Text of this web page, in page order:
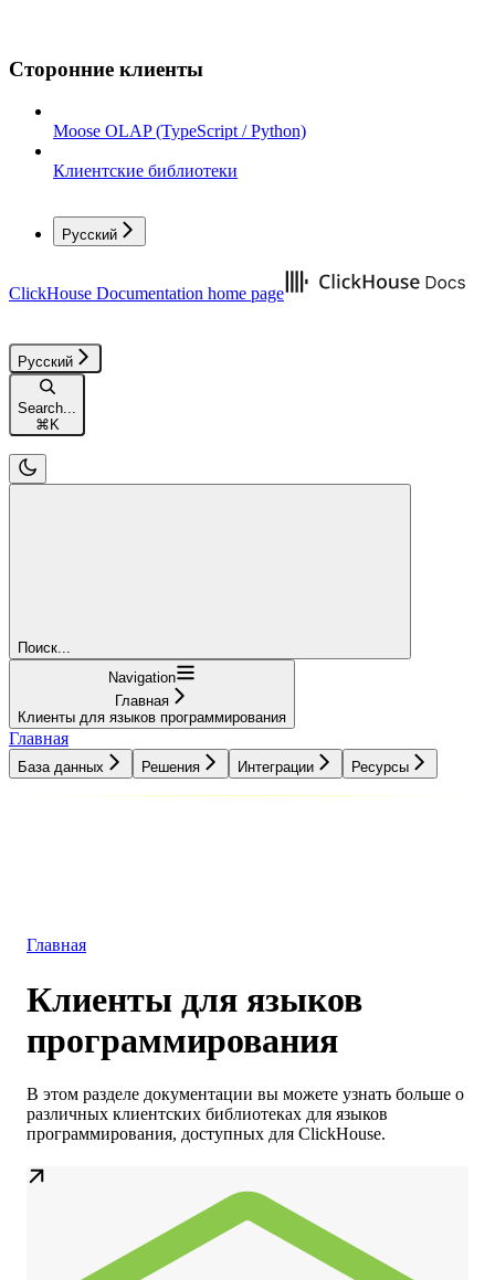
Сторонние клиенты
Moose OLAP (TypeScript / Python)
Клиентские библиотеки
Русский
ClickHouse Documentation home page
Русский
Search...
⌘ K
Поиск...
Navigation
Главная
Клиенты для языков программирования
Главная
База данных Решения Интеграции Ресурсы
Главная
Клиенты для языков
программирования
В этом разделе документации вы можете узнать больше о
различных клиентских библиотеках для языков
программирования, доступных для ClickHouse.